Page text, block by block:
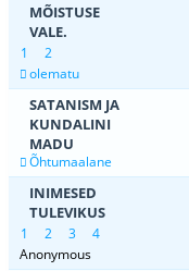
MÕISTUSE
VALE.
1
2
olematu
SATANISM JA
KUNDALINI
MADU
Õhtumaalane
INIMESED
TULEVIKUS
1 2 3
4
Anonymous